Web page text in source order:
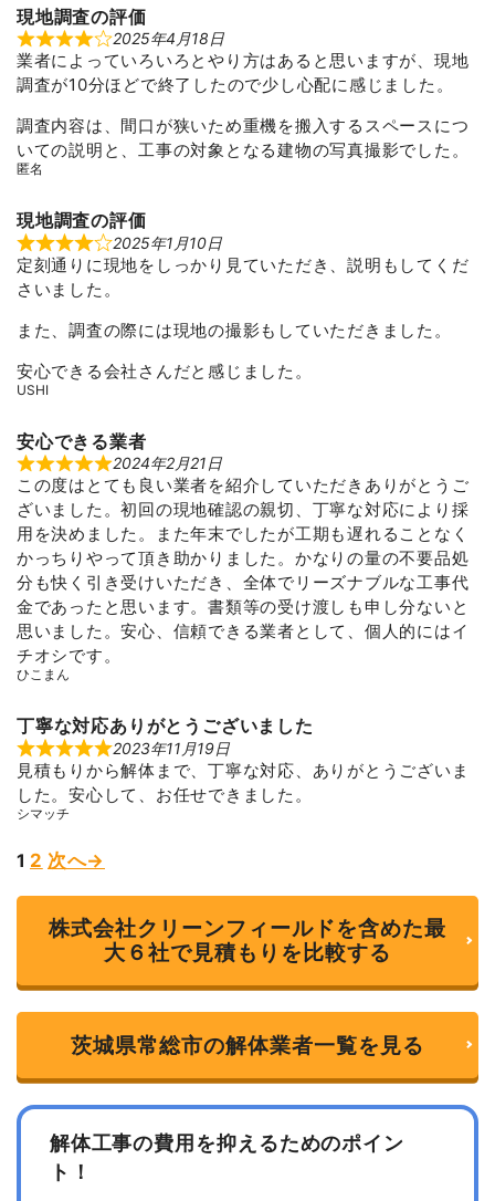
u
t
o
f
5
現地調査の評価
R
a
t
e
4
o
u
5
2025年4月18日
業者によっていろいろとやり方はあると思いますが、現地
調査が10分ほどで終了したので少し心配に感じました。
調査内容は、間口が狭いため重機を搬入するスペースにつ
いての説明と、工事の対象となる建物の写真撮影でした。
匿名
現地調査の評価
R
a
e
4
o
t
2025年1月10日
定刻通りに現地をしっかり見ていただき、説明もしてくだ
さいました。
また、調査の際には現地の撮影もしていただきました。
安心できる会社さんだと感じました。
USHI
安心できる業者
R
a
e
d
5
o
u
t
o
f
5
2024年2月21日
この度はとても良い業者を紹介していただきありがとうご
ざいました。初回の現地確認の親切、丁寧な対応により採
用を決めました。また年末でしたが工期も遅れることなく
かっちりやって頂き助かりました。かなりの量の不要品処
分も快く引き受けいただき、全体でリーズナブルな工事代
金であったと思います。書類等の受け渡しも申し分ないと
思いました。安心、信頼できる業者として、個人的にはイ
チオシです。
ひこまん
丁寧な対応ありがとうございました
R
a
e
d
u
o
5
2023年11月19日
見積もりから解体まで、丁寧な対応、ありがとうございま
した。安心して、お任せできました。
シマッチ
Site
Reviews
navigation
Page
1 Page
2 次へ→
株式会社クリーンフィールドを含めた最
大６社で見積もりを比較する
茨城県常総市の解体業者一覧を見る
解体工事の費用を抑えるためのポイン
ト！